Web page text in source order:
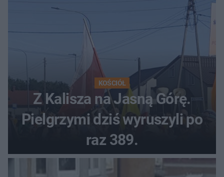
KOŚCIÓŁ
Z Kalisza na Jasną Górę.
Pielgrzymi dziś wyruszyli po
raz 389.